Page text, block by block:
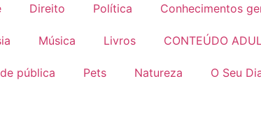
Direito Política Conhecimentos
Música Livros CONTEÚDO
pública Pets Natureza O Seu